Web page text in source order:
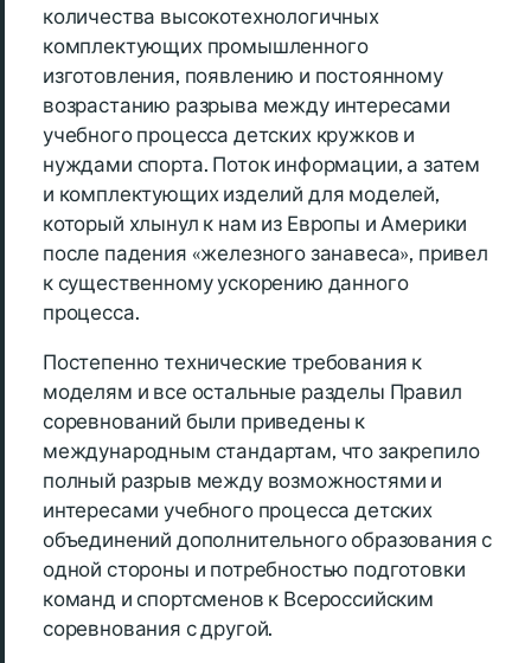
количества высокотехнологичных
комплектующих промышленного
изготовления, появлению и постоянному
возрастанию разрыва между интересами
учебного процесса детских кружков и
нуждами спорта. Поток информации, а затем
и комплектующих изделий для моделей,
который хлынул к нам из Европы и Америки
после падения «железного занавеса», привел
к существенному ускорению данного
процесса.
Постепенно технические требования к
моделям и все остальные разделы Правил
соревнований были приведены к
международным стандартам, что закрепило
полный разрыв между возможностями и
интересами учебного процесса детских
объединений дополнительного образования с
одной стороны и потребностью подготовки
команд и спортсменов к Всероссийским
соревнования с другой.